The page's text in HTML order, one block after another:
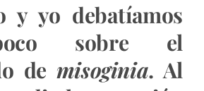
y yo debatíamos
sobre el
de misoginia. Al